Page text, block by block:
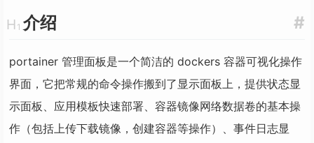
#
介绍
portainer 管理面板是一个简洁的 dockers 容器可视化操作
界面，它把常规的命令操作搬到了显示面板上，提供状态显
示面板、应用模板快速部署、容器镜像网络数据卷的基本操
作（包括上传下载镜像，创建容器等操作）、事件日志显